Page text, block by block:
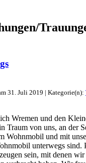
31. Juli 2019 | Kategorie(n):
Wremen und den
Traum von uns, an der
Wohnmobil und mit
unterwegs sind.
sein, mit denen